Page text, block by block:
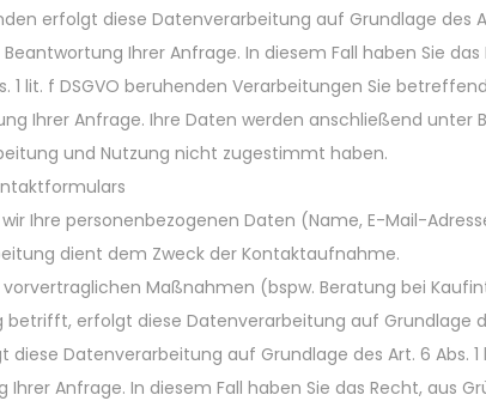
erfolgt diese Datenverarbeitung auf Grundlage des
Ihrer Anfrage. In diesem Fall haben Sie
1 lit. f DSGVO beruhenden Verarbeitungen Sie
Ihrer Anfrage. Ihre Daten werden anschließend
und Nutzung nicht zugestimmt haben.
Ihre personenbezogenen Daten (Name, E-Mail-
dient dem Zweck der Kontaktaufnahme.
Maßnahmen (bspw. Beratung bei
erfolgt diese Datenverarbeitung auf Grundlage
Datenverarbeitung auf Grundlage des Art. 6 Abs.
Anfrage. In diesem Fall haben Sie das Recht, aus